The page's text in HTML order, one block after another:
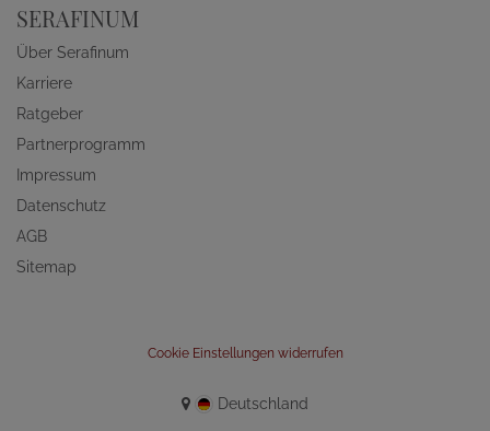
SERAFINUM
Über Serafinum
Karriere
Ratgeber
Partnerprogramm
Impressum
Datenschutz
AGB
Sitemap
Cookie Einstellungen widerrufen
Deutschland